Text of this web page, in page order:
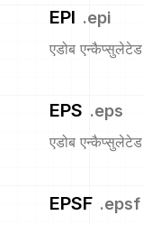
EPI .epi
एडोब
EPS .eps
एडोब एन्कैप्सुलेटेड
EPSF .epsf